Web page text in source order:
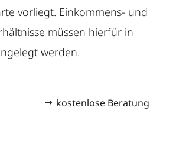
vorliegt. Einkommens- und
müssen hierfür in
werden.
kostenlose Beratung